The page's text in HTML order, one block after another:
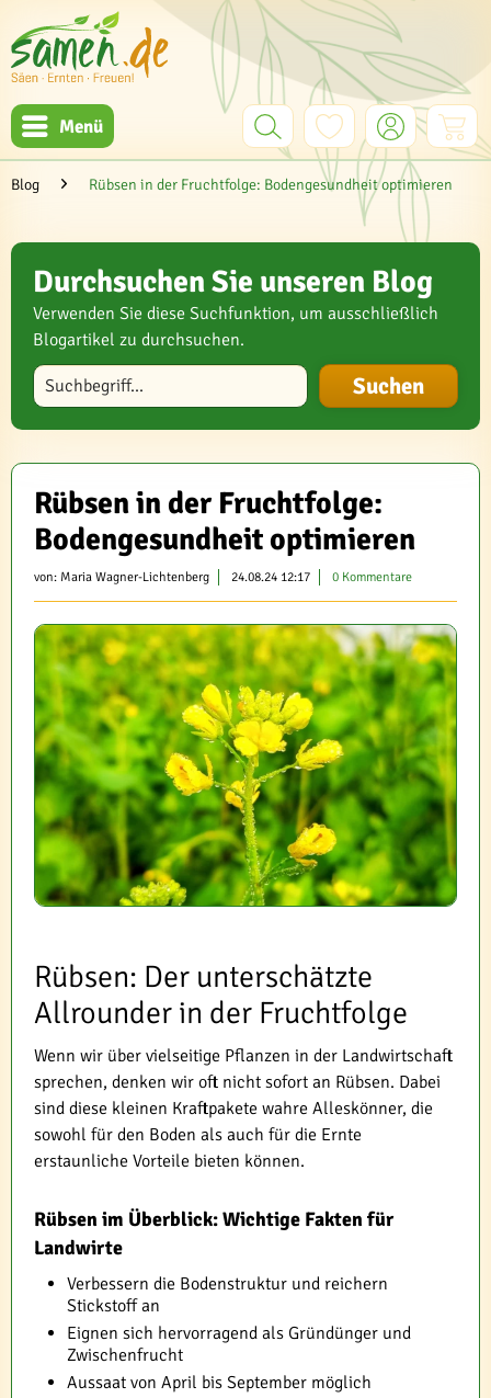
Menü
Blog Rübsen in der Fruchtfolge: Bodengesundheit optimieren
Durchsuchen Sie unseren Blog
Verwenden Sie diese Suchfunktion, um ausschließlich
Blogartikel zu durchsuchen.
Blog durchsuchen
Rübsen in der Fruchtfolge:
Bodengesundheit optimieren
von: Maria Wagner-Lichtenberg 24.08.24 12:17 0 Kommentare
Rübsen: Der unterschätzte
Allrounder in der Fruchtfolge
Wenn wir über vielseitige Pflanzen in der Landwirtschaft
sprechen, denken wir oft nicht sofort an Rübsen. Dabei
sind diese kleinen Kraftpakete wahre Alleskönner, die
sowohl für den Boden als auch für die Ernte
erstaunliche Vorteile bieten können.
Rübsen im Überblick: Wichtige Fakten für
Landwirte
Verbessern die Bodenstruktur und reichern
Stickstoff an
Eignen sich hervorragend als Gründünger und
Zwischenfrucht
Aussaat von April bis September möglich